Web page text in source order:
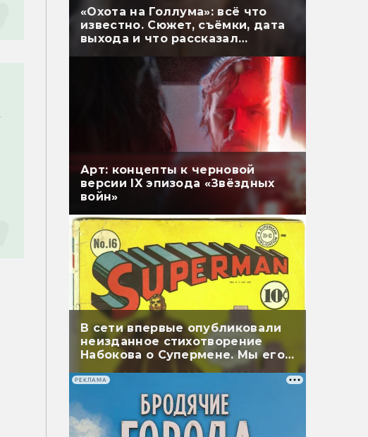
«Охота на Голлума»: всё что
известно. Сюжет, съёмки, дата
выхода и что рассказал
Арт: концепты к черновой
версии IX эпизода «Звёздных
войн»
В сети впервые опубликовали
неизданное стихотворение
Набокова о Супермене. Мы его
перевели
РЕКЛАМА